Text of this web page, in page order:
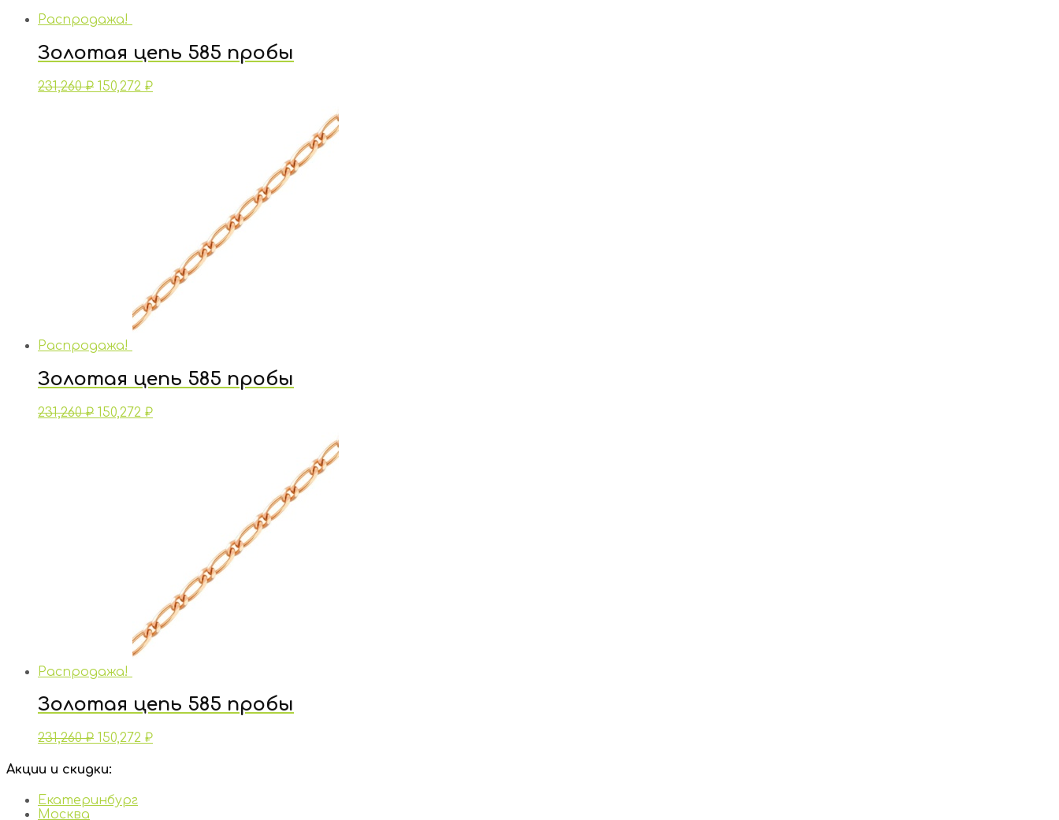
Распродажа!
Золотая цепь 585 пробы
231,260₽ 150,272 ₽
Распродажа!
Золотая цепь 585 пробы
231,260₽ 150,272 ₽
Распродажа!
Золотая цепь 585 пробы
231,260₽ 150,272 ₽
Акции и скидки:
Екатеринбург
Москва